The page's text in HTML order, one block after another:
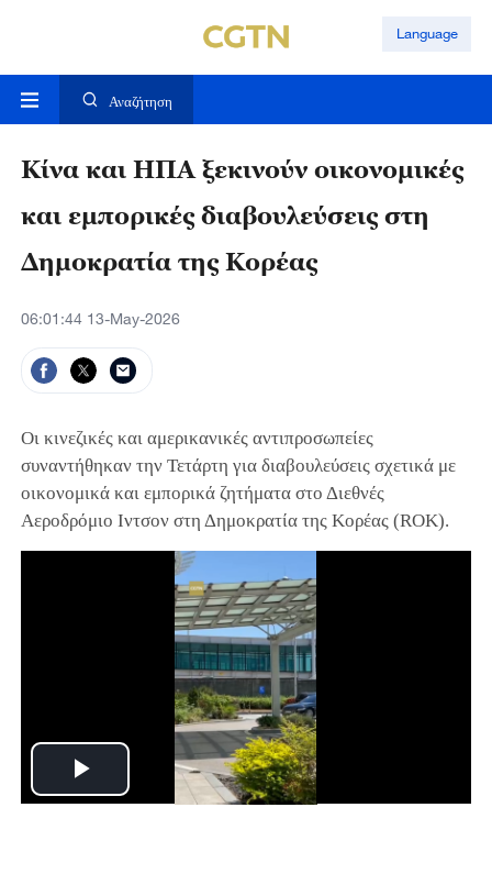
Language
Αναζήτηση
Κίνα και ΗΠΑ ξεκινούν οικονομικές
και εμπορικές διαβουλεύσεις στη
Δημοκρατία της Κορέας
06:01:44 13-May-2026
Οι κινεζικές και αμερικανικές αντιπροσωπείες
συναντήθηκαν την Τετάρτη για διαβουλεύσεις σχετικά με
οικονομικά και εμπορικά ζητήματα στο Διεθνές
Αεροδρόμιο Ιντσον στη Δημοκρατία της Κορέας (ROK).
Play